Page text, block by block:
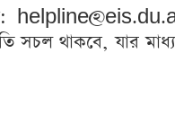
সচল থাকবে, যার